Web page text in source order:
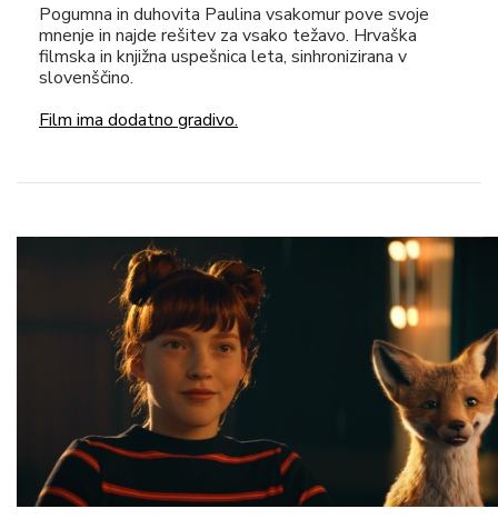
Pogumna in duhovita Paulina vsakomur pove svoje
mnenje in najde rešitev za vsako težavo. Hrvaška
filmska in knjižna uspešnica leta, sinhronizirana v
slovenščino.
Film ima dodatno gradivo.